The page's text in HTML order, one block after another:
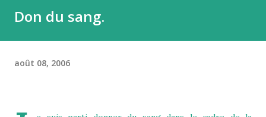
Don du sang.
août 08, 2006